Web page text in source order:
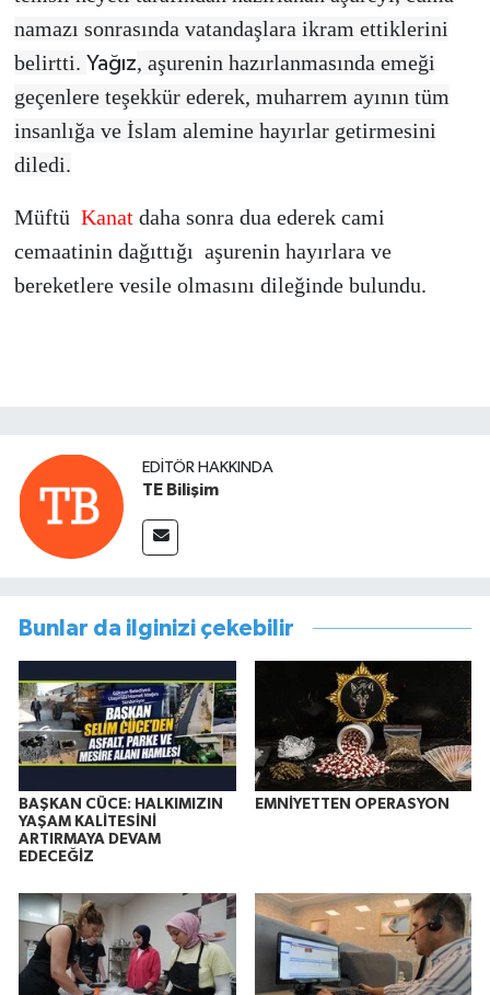
namazı sonrasında vatandaşlara ikram ettiklerini
belirtti. Yağız, aşurenin hazırlanmasında emeği
geçenlere teşekkür ederek, muharrem ayının tüm
insanlığa ve İslam alemine hayırlar getirmesini
diledi.
Müftü Kanat daha sonra dua ederek cami
cemaatinin dağıttığı aşurenin hayırlara ve
bereketlere vesile olmasını dileğinde bulundu.
EDITÖR HAKKINDA
TE Bilişim
Bunlar da ilginizi çekebilir
BAŞKAN CÜCE: HALKIMIZIN
YAŞAM KALİTESİNİ
ARTIRMAYA DEVAM
EDECEĞİZ
EMNİYETTEN OPERASYON